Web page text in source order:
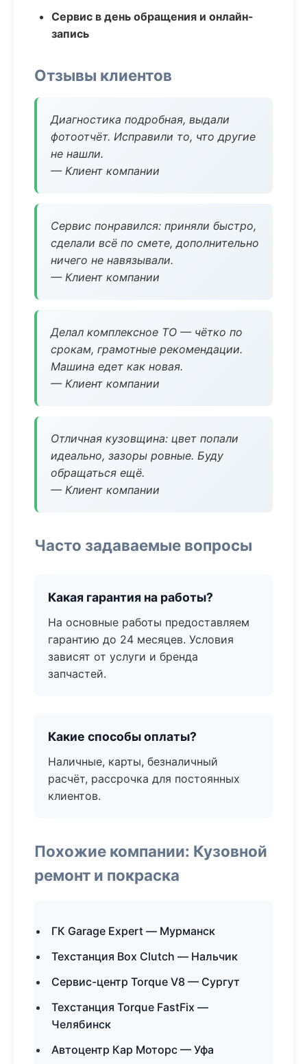
Сервис в день обращения и онлайн-
запись
Отзывы клиентов
Диагностика подробная, выдали
фотоотчёт. Исправили то, что другие
не нашли.
— Клиент компании
Сервис понравился: приняли быстро,
сделали всё по смете, дополнительно
ничего не навязывали.
— Клиент компании
Делал комплексное ТО — чётко по
срокам, грамотные рекомендации.
Машина едет как новая.
— Клиент компании
Отличная кузовщина: цвет попали
идеально, зазоры ровные. Буду
обращаться ещё.
— Клиент компании
Часто задаваемые вопросы
Какая гарантия на работы?
На основные работы предоставляем
гарантию до 24 месяцев. Условия
зависят от услуги и бренда
запчастей.
Какие способы оплаты?
Наличные, карты, безналичный
расчёт, рассрочка для постоянных
клиентов.
Похожие компании: Кузовной
ремонт и покраска
ГК Garage Expert — Мурманск
Техстанция Box Clutch — Нальчик
Сервис-центр Torque V8 — Сургут
Техстанция Torque FastFix —
Челябинск
Автоцентр Кар Моторс — Уфа